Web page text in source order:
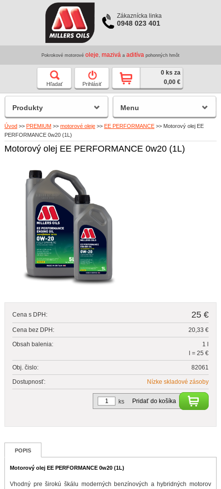
Zákaznícka linka
0948 023 401
Pokrokové motorové oleje mazivá a aditíva pohonných hmôt
Hľadať Prihlásiť
0 ks za
0,00 €
Úvod >> PREMIUM >> motorové oleje >> EE PERFORMANCE >> Motorový olej EE
PERFORMANCE 0w20 (1L)
Motorový olej EE PERFORMANCE 0w20 (1L)
Cena s DPH: 25 €
Cena bez DPH: 20,33 €
Obsah balenia:
1 l
l = 25 €
Obj. čislo: 82061
Dostupnosť: Nízke skladové zásoby
Pridať do košíka
ks
POPIS
Motorový olej EE PERFORMANCE 0w20 (1L)
Vhodný pre širokú škálu moderných benzínových a hybridných motorov
Produkty Menu